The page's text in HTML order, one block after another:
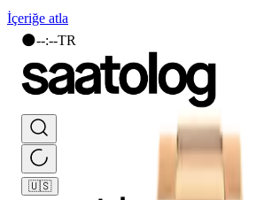
İçeriğe atla
🌑--:--TR
🇺🇸